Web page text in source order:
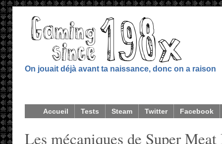
On jouait déjà avant ta naissance, donc on a raison
Accueil Tests Steam Twitter Facebook
Les mécaniques de Super